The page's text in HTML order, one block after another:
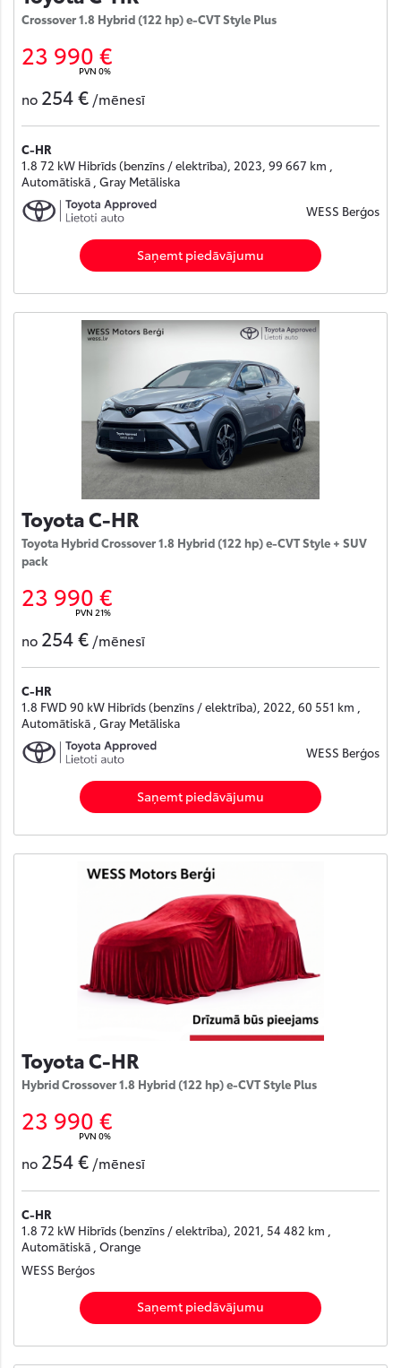
Crossover 1.8 Hybrid (122 hp) e-CVT Style Plus
23 990 €
PVN 0%
no 254 € /mēnesī
C-HR
1.8 72 kW Hibrīds (benzīns / elektrība), 2023, 99 667 km ,
Automātiskā , Gray Metāliska
WESS Berģos
Saņemt piedāvājumu
Toyota C-HR
Toyota Hybrid Crossover 1.8 Hybrid (122 hp) e-CVT Style + SUV
pack
23 990 €
PVN 21%
no 254 € /mēnesī
C-HR
1.8 FWD 90 kW Hibrīds (benzīns / elektrība), 2022, 60 551 km ,
Automātiskā , Gray Metāliska
WESS Berģos
Saņemt piedāvājumu
Toyota C-HR
Hybrid Crossover 1.8 Hybrid (122 hp) e-CVT Style Plus
23 990 €
PVN 0%
no 254 € /mēnesī
C-HR
1.8 72 kW Hibrīds (benzīns / elektrība), 2021, 54 482 km ,
Automātiskā , Orange
WESS Berģos
Saņemt piedāvājumu